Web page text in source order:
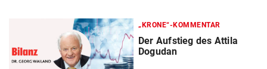
„KRONE“-KOMMENTAR
Der Aufstieg des Attila
Dogudan